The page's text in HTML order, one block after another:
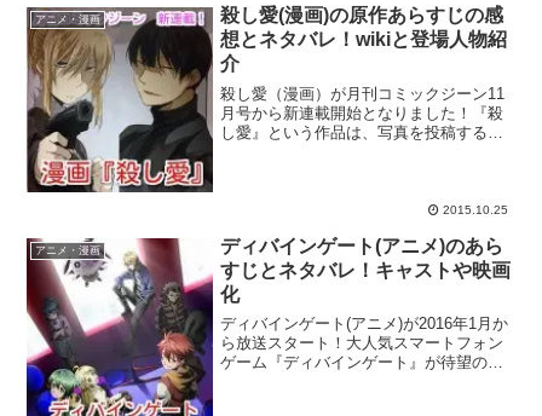
アニメ・漫画
殺し愛(漫画)の原作あらすじの感
想とネタバレ！wikiと登場人物紹
介
殺し愛（漫画）が月刊コミックジーン11
月号から新連載開始となりました！『殺
し愛』という作品は、写真を投稿するイ
2015.10.25
アニメ・漫画
ディバインゲート(アニメ)のあら
すじとネタバレ！キャストや映画
化
ディバインゲート(アニメ)が2016年1月か
ら放送スタート！大人気スマートフォン
ゲーム『ディバインゲート』が待望のテ